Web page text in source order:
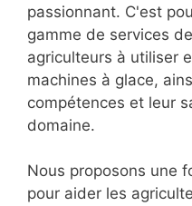
passionnant. C'est
gamme de services
agriculteurs à utiliser
machines à glace,
compétences et leur
domaine.
Nous proposons une
pour aider les